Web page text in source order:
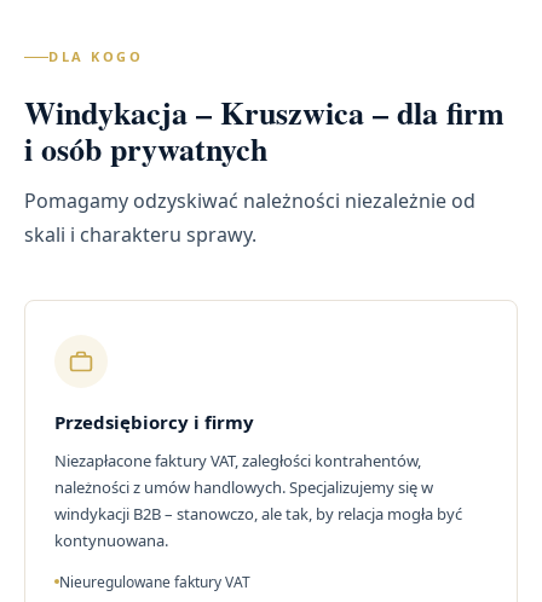
DLA KOGO
Windykacja – Kruszwica – dla firm
i osób prywatnych
Pomagamy odzyskiwać należności niezależnie od
skali i charakteru sprawy.
Przedsiębiorcy i firmy
Niezapłacone faktury VAT, zaległości kontrahentów,
należności z umów handlowych. Specjalizujemy się w
windykacji B2B – stanowczo, ale tak, by relacja mogła być
kontynuowana.
Nieuregulowane faktury VAT